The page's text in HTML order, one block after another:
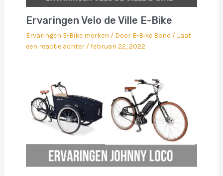
Ervaringen Velo de Ville E-Bike
Ervaringen E-Bike merken / Door E-Bike Bond / Laat
een reactie achter /februari 22, 2022